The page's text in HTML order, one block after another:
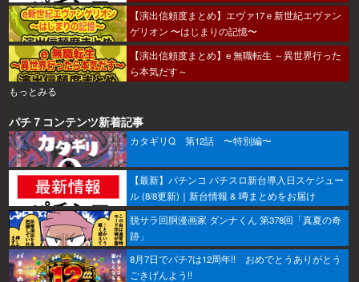
【演出信頼度まとめ】エヴァ17ｅ新世紀エヴァン
ゲリオン 〜はじまりの記憶〜
【演出信頼度まとめ】e 無職転生 ～異世界行った
ら本気だす～
もっとみる
パチ７コンテンツ新着記事
カタギリQ 第12話 〜特別編〜
【最新】パチンコ パチスロ新台導入日スケジュー
ル (8/8更新)｜新台情報 & 噂まとめをお届け
脱サラ回胴漫画家 ダンナくん 第378回「真夏の奇
跡」
8月7日でパチ7は12周年!! おめでとうありがとう
ごきげんよう!!